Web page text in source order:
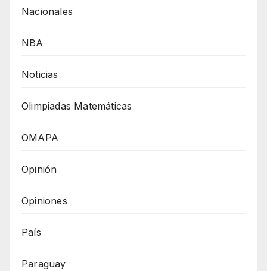
Nacionales
NBA
Noticias
Olimpiadas Matemáticas
OMAPA
Opinión
Opiniones
País
Paraguay